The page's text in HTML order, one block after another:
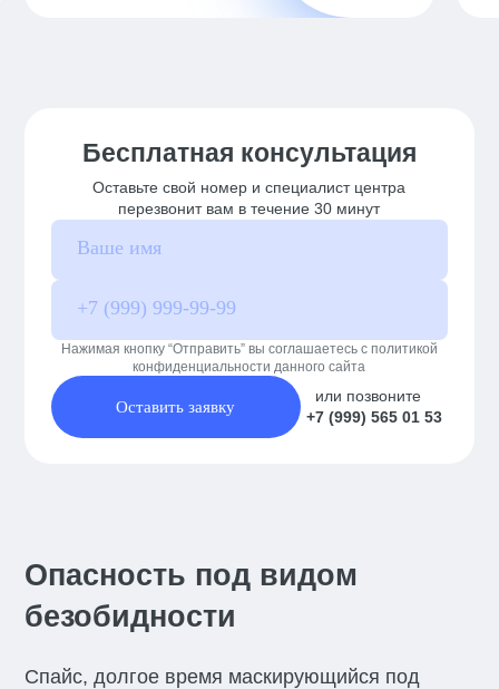
Бесплатная консультация
Оставьте свой номер и специалист центра
перезвонит вам в течение 30 минут
Нажимая кнопку “Отправить” вы соглашаетесь с политикой
конфиденциальности данного сайта
Оставить заявку
или позвоните
+7 (999) 565 01 53
Опасность под видом
безобидности
Спайс, долгое время маскирующийся под